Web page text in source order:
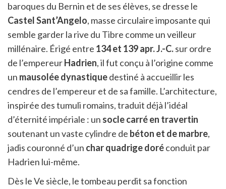
baroques du Bernin et de ses élèves, se dresse le
Castel Sant’Angelo, masse circulaire imposante qui
semble garder la rive du Tibre comme un veilleur
millénaire. Érigé entre 134 et 139 apr. J.-C.sur ordre
de l’empereurHadrien, il fut conçu à l’origine comme
un mausolée dynastiquedestiné à accueillir les
cendres de l’empereur et de sa famille. L’architecture,
inspirée des tumuli romains, traduit déjà l’idéal
d’éternité impériale : un socle carré en travertin
soutenant un vaste cylindre de béton et de marbre,
jadis couronné d’un char quadrige doréconduit par
Hadrien lui-même.
Dès le Ve siècle, le tombeau perdit sa fonction